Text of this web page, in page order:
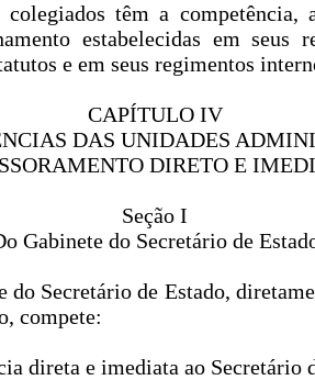
têm a competência,
estabelecidas em seus
e em seus regimentos
CAPÍTULO IV
DAS UNIDADES
DIRETO E
Seção I
Gabinete do Secretário de
do Secretário de Estado,
compete:
direta e imediata ao Secretário